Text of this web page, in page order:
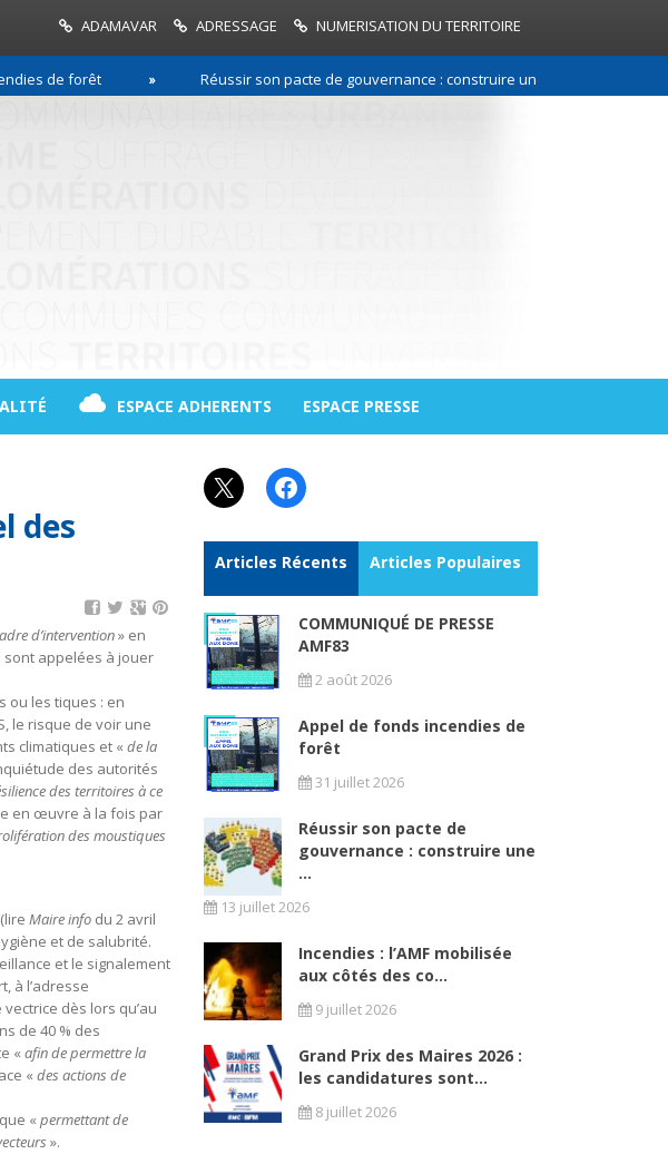
ADAMAVAR ADRESSAGE NUMERISATION DU TERRITOIRE
de forêt Réussir son pacte de gouvernance : construire une relation de
ESPACE ADHERENTS ESPACE PRESSE
des
d’intervention» en
sont appelées à jouer
ou les tiques : en
le risque de voir une
climatiques et « de la
des autorités
des territoires à ce
en œuvre à la fois par
des moustiques
Maire info du 2 avril
et de salubrité.
et le signalement
à l’adresse
dès lors qu’au
de 40 % des
« afin de permettre la
« des actions de
« permettant de
».
X Facebook
Articles Récents Articles Populaires
COMMUNIQUÉ DE PRESSE
AMF83
2 août 2026
Appel de fonds incendies de
forêt
31 juillet 2026
Réussir son pacte de
gouvernance : construire une
...
13 juillet 2026
Incendies : l’AMF mobilisée
aux côtés des co...
9 juillet 2026
Grand Prix des Maires 2026 :
les candidatures sont...
8 juillet 2026